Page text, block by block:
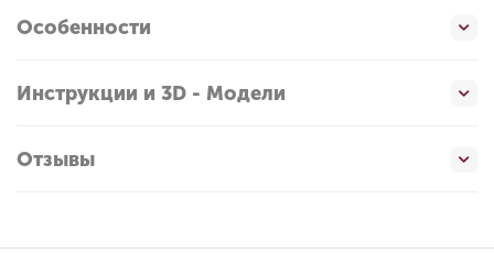
Особенности
Инструкции и 3D - Модели
Отзывы